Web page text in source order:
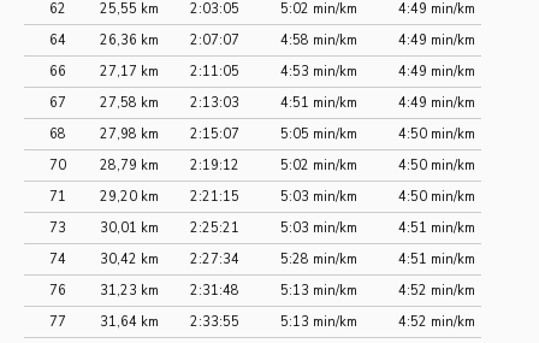
62
25,55 km 2:03:05 5:02 min/km
4:49 min/km
64
26,36 km 2:07:07 4:58 min/km
4:49 min/km
66
27,17 km 2:11:05 4:53 min/km
4:49 min/km
67
27,58 km 2:13:03 4:51 min/km
4:49 min/km
68
27,98 km 2:15:07 5:05 min/km
4:50 min/km
70
28,79 km 2:19:12 5:02 min/km
4:50 min/km
71
29,20 km 2:21:15 5:03 min/km
4:50 min/km
73
30,01 km 2:25:21 5:03 min/km
4:51 min/km
74
30,42 km 2:27:34 5:28 min/km
4:51 min/km
76
31,23 km 2:31:48 5:13 min/km
4:52 min/km
77
31,64 km 2:33:55 5:13 min/km
4:52 min/km